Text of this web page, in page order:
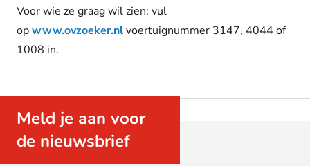
Voor wie ze graag wil zien: vul
opwww.ovzoeker.nlvoertuignummer 3147, 4044 of
1008 in.
Meld je aan voor
de nieuwsbrief